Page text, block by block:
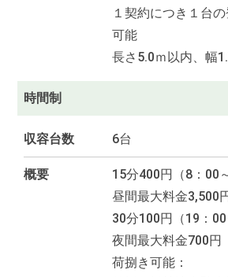
１契約につき１台
可能
長さ5.0ｍ以内、幅
時間制
収容台数 6台
概要
15分400円（8：00
昼間最大料金3,500
30分100円（19：
夜間最大料金700円
荷捌き可能：